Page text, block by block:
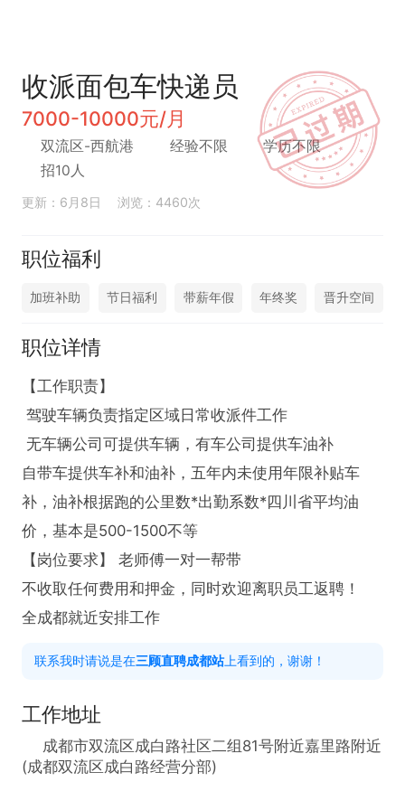
收派面包车快递员
7000-10000元/月
双流区-西航港 经验不限
学历不限
招10人
更新：6月8日 浏览：4460次
职位福利
加班补助 节日福利 带薪年假 年终奖 晋升空间
职位详情
【工作职责】
驾驶车辆负责指定区域日常收派件工作
无车辆公司可提供车辆，有车公司提供车油补
自带车提供车补和油补，五年内未使用年限补贴车
补，油补根据跑的公里数*出勤系数*四川省平均油
价，基本是500-1500不等
【岗位要求】 老师傅一对一帮带
不收取任何费用和押金，同时欢迎离职员工返聘！
全成都就近安排工作
联系我时请说是在三顾直聘成都站上看到的，谢谢！
工作地址
成都市双流区成白路社区二组81号附近嘉里路附近
(成都双流区成白路经营分部)